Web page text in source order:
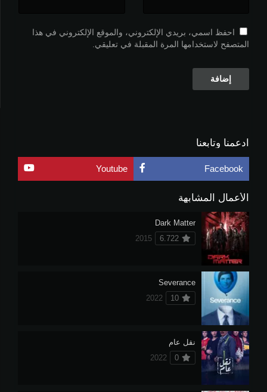
احفظ اسمي، بريدي الإلكتروني، والموقع الإلكتروني في هذا
المتصفح لاستخدامها المرة المقبلة في تعليقي.
ادعمنا وتابعنا
Facebook
Youtube
الأعمال المشابهة
Dark Matter
6.722
2015
Severance
10
2022
نقل عام
0
2022